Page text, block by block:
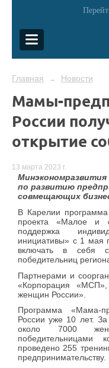
Главная → Новости
Мамы-
России
открытие
13 марта 2023 г.
Минэкономразвития
по развитию
совмещающих
В Карелии
проекта «Малое и
поддержка
инициативы» с 1 мая
включать в себя
победительниц
Партнерами и
«Корпорация
женщин России».
Программа «Мама-
России уже 10 лет.
около 7000
победительницами
проведено 255
предпринимательству.